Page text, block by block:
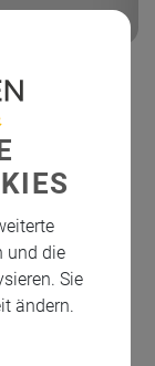
- Dr.
Maria
und die
Sie
ändern.